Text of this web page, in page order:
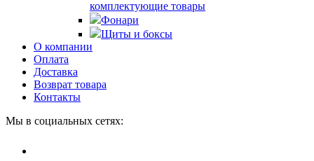
комплектующие товары
Фонари
Щиты и боксы
О компании
Оплата
Доставка
Возврат товара
Контакты
Мы в социальных сетях: